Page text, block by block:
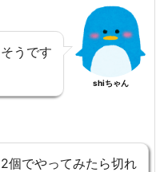
うです
shiちゃん
個でやってみたら切れ